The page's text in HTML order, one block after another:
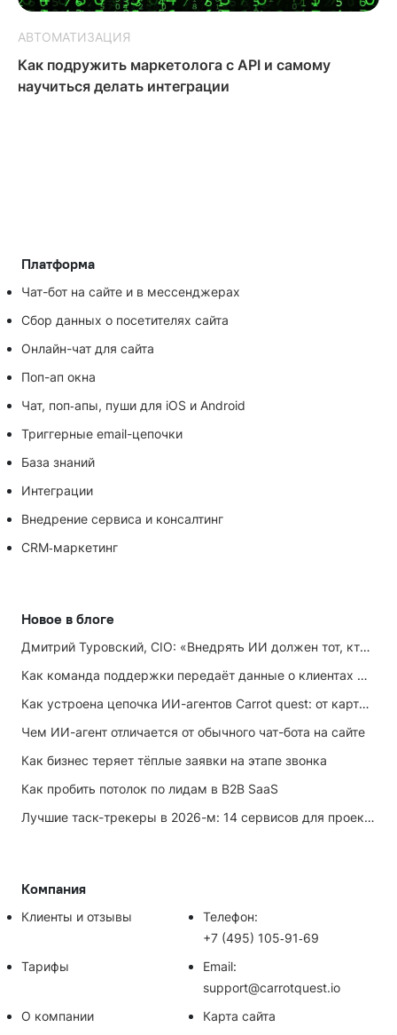
АВТОМАТИЗАЦИЯ
Как подружить маркетолога с API и самому
научиться делать интеграции
Платформа
Чат-бот на сайте и в мессенджерах
Сбор данных о посетителях сайта
Онлайн-чат для сайта
Поп-ап окна
Чат, поп‑апы, пуши для iOS и Android
Триггерные email-цепочки
База знаний
Интеграции
Внедрение сервиса и консалтинг
CRM‑маркетинг
Новое в блоге
Дмитрий Туровский, CIO: «Внедрять ИИ должен тот, кто ИИ не любит»
Как команда поддержки передаёт данные о клиентах маркетингу
Как устроена цепочка ИИ-агентов Carrot quest: от карточки лида до записи на встречу
Чем ИИ-агент отличается от обычного чат-бота на сайте
Как бизнес теряет тёплые заявки на этапе звонка
Как пробить потолок по лидам в B2B SaaS
Лучшие таск-трекеры в 2026-м: 14 сервисов для проектов и личных задач
Компания
Клиенты и отзывы
Телефон:
+7 (495) 105‑91‑69
Тарифы
Email:
support@carrotquest.io
О компании
Карта сайта